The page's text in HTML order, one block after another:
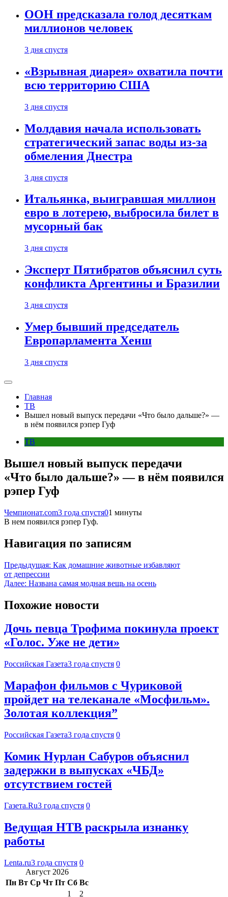
ООН предсказала голод десяткам
миллионов человек
3 дня спустя
«Взрывная диарея» охватила почти
всю территорию США
3 дня спустя
Молдавия начала использовать
стратегический запас воды из-за
обмеления Днестра
3 дня спустя
Итальянка, выигравшая миллион
евро в лотерею, выбросила билет в
мусорный бак
3 дня спустя
Эксперт Пятибратов объяснил суть
конфликта Аргентины и Бразилии
3 дня спустя
Умер бывший председатель
Европарламента Хенш
3 дня спустя
Главная
ТВ
Вышел новый выпуск передачи «Что было дальше?» —
в нём появился рэпер Гуф
ТВ
Вышел новый выпуск передачи
«Что было дальше?» — в нём появился
рэпер Гуф
Чемпионат.com3 года спустя01 минуты
В нем появился рэпер Гуф.
Навигация по записям
Предыдущая: Как домашние животные избавляют
от депрессии
Далее: Названа самая модная вещь на осень
Похожие новости
Дочь певца Трофима покинула проект
«Голос. Уже не дети»
Российская Газета3 года спустя 0
Марафон фильмов с Чуриковой
пройдет на телеканале «Мосфильм».
Золотая коллекция”
Российская Газета3 года спустя 0
Комик Нурлан Сабуров объяснил
задержки в выпусках «ЧБД»
отсутствием гостей
Газета.Ru3 года спустя 0
Ведущая НТВ раскрыла изнанку
работы
Lenta.ru3 года спустя 0
Август 2026
Пн Вт Ср Чт Пт Сб Вс
1
2